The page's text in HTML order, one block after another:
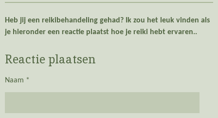
Heb jij een reikibehandeling gehad? Ik zou het leuk vinden als
je hieronder een reactie plaatst hoe je reiki hebt ervaren..
Reactie plaatsen
Naam *